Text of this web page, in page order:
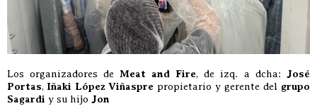
Los organizadores de Meat and Fire, de izq. a dcha: José
Portas, Iñaki López Viñaspre propietario y gerente del grupo
Sagardi y su hijo Jon